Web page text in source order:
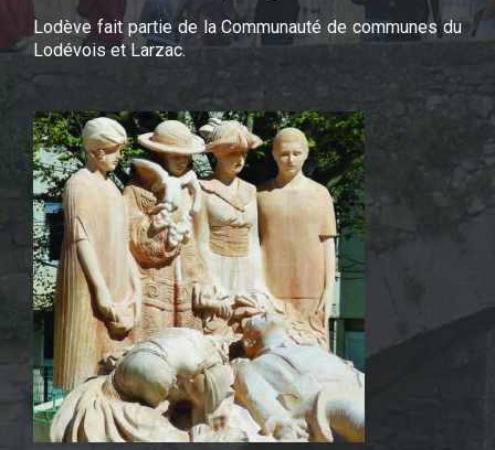
Lodève fait partie de la Communauté de communes du
Lodévois et Larzac.